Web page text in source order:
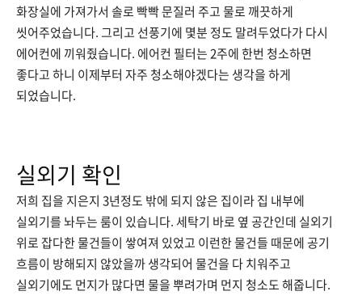
화장실에 가져가서 솔로 빡빡 문질러 주고 물로 깨끗하게
씻어주었습니다. 그리고 선풍기에 몇분 정도 말려두었다가 다시
에어컨에 끼워줬습니다. 에어컨 필터는 2주에 한번 청소하면
좋다고 하니 이제부터 자주 청소해야겠다는 생각을 하게
되었습니다.
실외기 확인
저희 집을 지은지 3년정도 밖에 되지 않은 집이라 집 내부에
실외기를 놔두는 룸이 있습니다. 세탁기 바로 옆 공간인데 실외기
위로 잡다한 물건들이 쌓여져 있었고 이런한 물건들 때문에 공기
흐름이 방해되지 않았을까 생각되어 물건을 다 치워주고
실외기에도 먼지가 많다면 물을 뿌려가며 먼지 청소도 해줍니다.